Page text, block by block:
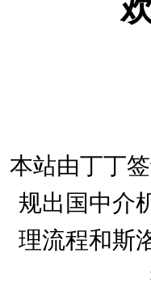
本站由丁丁
规出国中介
理流程和斯